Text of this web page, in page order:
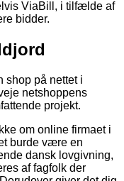
ViaBill, i tilfælde af
bidder.
shop på nettet i
netshoppens
projekt.
om online firmaet i
burde være en
dansk lovgivning,
af fagfolk der